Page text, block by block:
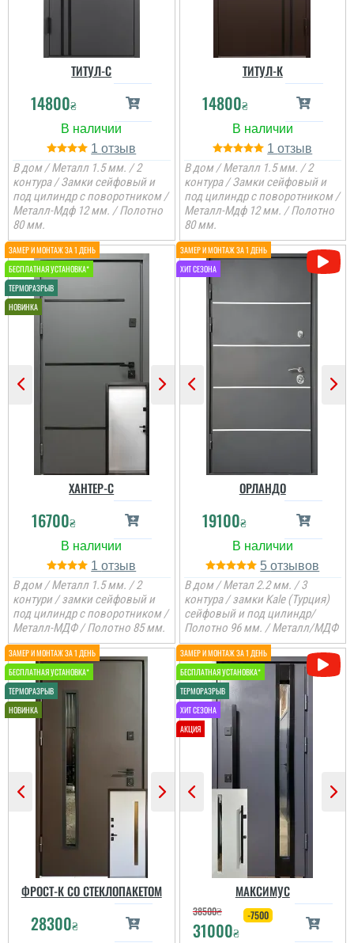
ТИТУЛ-C
14800₴
1
В дом / Металл 1.5 мм. / 2
контура / Замки сейфовый и
под цилиндр с поворотником /
Металл-Мдф 12 мм. / Полотно
80 мм.
ТИТУЛ-К
14800₴
1
В дом / Металл 1.5 мм. / 2
контура / Замки сейфовый и
под цилиндр с поворотником /
Металл-Мдф 12 мм. / Полотно
80 мм.
ХАНТЕР-С
16700₴
1
В дом / Металл 1.5 мм. / 2
контури / замки сейфовый и
под цилиндр с поворотником /
Металл-МДФ / Полотно 85 мм.
ОРЛАНДО
19100₴
5
В дом / Метал 2.2 мм. / 3
контура / замки Kale (Турция)
сейфовый и под цилиндр/
Полотно 96 мм. / Металл/МДФ
ФРОСТ-К СО СТЕКЛОПАКЕТОМ
28300₴
МАКСИМУС
38500₴
31000₴
-7500